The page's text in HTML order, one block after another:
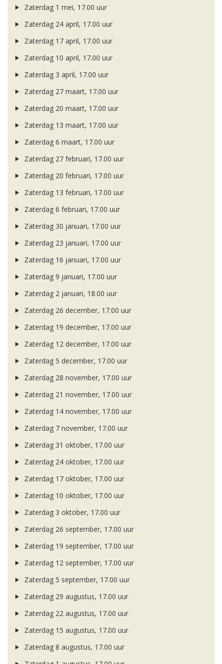
Zaterdag 1 mei, 17.00 uur
Zaterdag 24 april, 17.00 uur
Zaterdag 17 april, 17.00 uur
Zaterdag 10 april, 17.00 uur
Zaterdag 3 april, 17.00 uur
Zaterdag 27 maart, 17.00 uur
Zaterdag 20 maart, 17.00 uur
Zaterdag 13 maart, 17.00 uur
Zaterdag 6 maart, 17.00 uur
Zaterdag 27 februari, 17.00 uur
Zaterdag 20 februari, 17.00 uur
Zaterdag 13 februari, 17.00 uur
Zaterdag 6 februari, 17.00 uur
Zaterdag 30 januari, 17.00 uur
Zaterdag 23 januari, 17.00 uur
Zaterdag 16 januari, 17.00 uur
Zaterdag 9 januari, 17.00 uur
Zaterdag 2 januari, 18.00 uur
Zaterdag 26 december, 17.00 uur
Zaterdag 19 december, 17.00 uur
Zaterdag 12 december, 17.00 uur
Zaterdag 5 december, 17.00 uur
Zaterdag 28 november, 17.00 uur
Zaterdag 21 november, 17.00 uur
Zaterdag 14 november, 17.00 uur
Zaterdag 7 november, 17.00 uur
Zaterdag 31 oktober, 17.00 uur
Zaterdag 24 oktober, 17.00 uur
Zaterdag 17 oktober, 17.00 uur
Zaterdag 10 oktober, 17.00 uur
Zaterdag 3 oktober, 17.00 uur
Zaterdag 26 september, 17.00 uur
Zaterdag 19 september, 17.00 uur
Zaterdag 12 september, 17.00 uur
Zaterdag 5 september, 17.00 uur
Zaterdag 29 augustus, 17.00 uur
Zaterdag 22 augustus, 17.00 uur
Zaterdag 15 augustus, 17.00 uur
Zaterdag 8 augustus, 17.00 uur